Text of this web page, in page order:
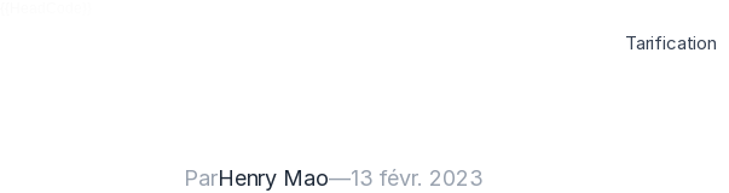
Tarification
ParHenry Mao—13 févr. 2023